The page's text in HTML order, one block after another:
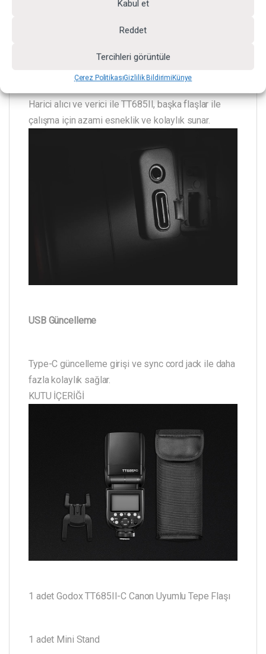
Kabul et
Reddet
Tercihleri görüntüle
Çerez PolitikasıGizlilik BildirimiKünye
Alıcı ve Verici Flaş
Harici alıcı ve verici ile TT685II, başka flaşlar ile
çalışma için azami esneklik ve kolaylık sunar.
USB Güncelleme
Type-C güncelleme girişi ve sync cord jack ile daha
fazla kolaylık sağlar.
KUTU İÇERİĞİ
1 adet Godox TT685II-C Canon Uyumlu Tepe Flaşı
1 adet Mini Stand